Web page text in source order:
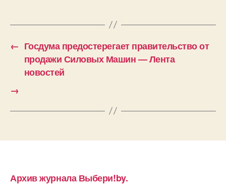
← Госдума предостерегает правительство от
продажи Силовых Машин — Лента
новостей
→
Архив журнала Выбери!by.